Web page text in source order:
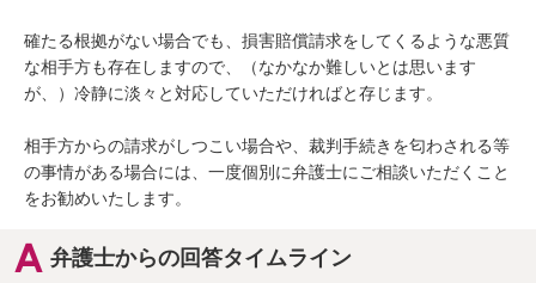
確たる根拠がない場合でも、損害賠償請求をしてくるような悪質
な相手方も存在しますので、（なかなか難しいとは思います
が、）冷静に淡々と対応していただければと存じます。
相手方からの請求がしつこい場合や、裁判手続きを匂わされる等
の事情がある場合には、一度個別に弁護士にご相談いただくこと
をお勧めいたします。
弁護士からの回答タイムライン